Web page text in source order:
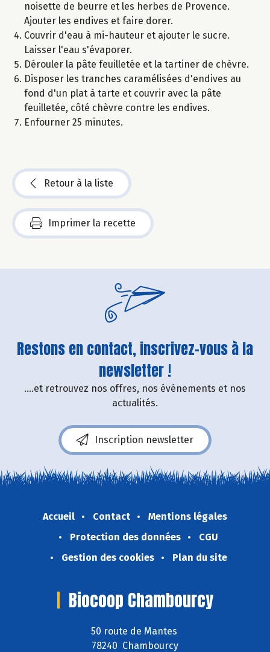
noisette de beurre et les herbes de Provence.
Ajouter les endives et faire dorer.
Couvrir d'eau à mi-hauteur et ajouter le sucre.
Laisser l'eau s'évaporer.
Dérouler la pâte feuilletée et la tartiner de chèvre.
Disposer les tranches caramélisées d'endives au
fond d'un plat à tarte et couvrir avec la pâte
feuilletée, côté chèvre contre les endives.
Enfourner 25 minutes.
Retour à la liste
Imprimer la recette
Restons en contact, inscrivez-vous à la
newsletter !
....et retrouvez nos offres, nos événements et nos
actualités.
Inscription newsletter
Accueil Contact
Mentions légales
Protection des données
CGU
Gestion des cookies
Plan du site
Biocoop Chambourcy
50 route de Mantes
78240 Chambourcy